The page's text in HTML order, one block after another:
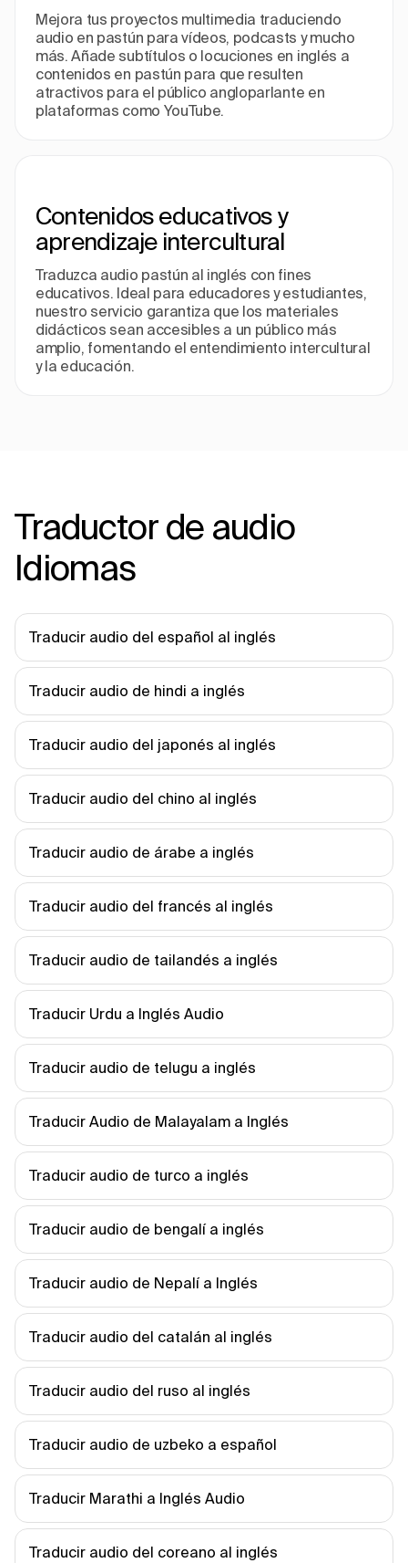
Mejora tus proyectos multimedia traduciendo
audio en pastún para vídeos, podcasts y mucho
más. Añade subtítulos o locuciones en inglés a
contenidos en pastún para que resulten
atractivos para el público angloparlante en
plataformas como YouTube.
Contenidos educativos y
aprendizaje intercultural
Traduzca audio pastún al inglés con fines
educativos. Ideal para educadores y estudiantes,
nuestro servicio garantiza que los materiales
didácticos sean accesibles a un público más
amplio, fomentando el entendimiento intercultural
y la educación.
Traductor de audio
Idiomas
Traducir audio del español al inglés
Traducir audio de hindi a inglés
Traducir audio del japonés al inglés
Traducir audio del chino al inglés
Traducir audio de árabe a inglés
Traducir audio del francés al inglés
Traducir audio de tailandés a inglés
Traducir Urdu a Inglés Audio
Traducir audio de telugu a inglés
Traducir Audio de Malayalam a Inglés
Traducir audio de turco a inglés
Traducir audio de bengalí a inglés
Traducir audio de Nepalí a Inglés
Traducir audio del catalán al inglés
Traducir audio del ruso al inglés
Traducir audio de uzbeko a español
Traducir Marathi a Inglés Audio
Traducir audio del coreano al inglés